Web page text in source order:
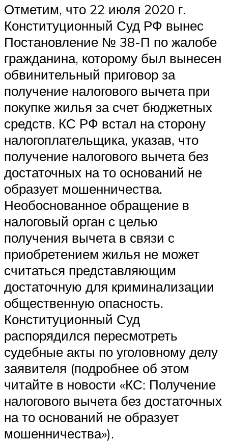
Отметим, что 22 июля 2020 г.
Конституционный Суд РФ вынес
Постановление № 38-П по жалобе
гражданина, которому был вынесен
обвинительный приговор за
получение налогового вычета при
покупке жилья за счет бюджетных
средств. КС РФ встал на сторону
налогоплательщика, указав, что
получение налогового вычета без
достаточных на то оснований не
образует мошенничества.
Необоснованное обращение в
налоговый орган с целью
получения вычета в связи с
приобретением жилья не может
считаться представляющим
достаточную для криминализации
общественную опасность.
Конституционный Суд
распорядился пересмотреть
судебные акты по уголовному делу
заявителя (подробнее об этом
читайте в новости «КС: Получение
налогового вычета без достаточных
на то оснований не образует
мошенничества»).